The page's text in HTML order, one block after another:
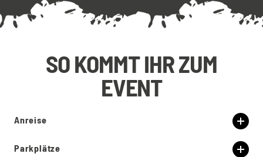
SO KOMMT IHR ZUM
EVENT
Anreise
Parkplätze